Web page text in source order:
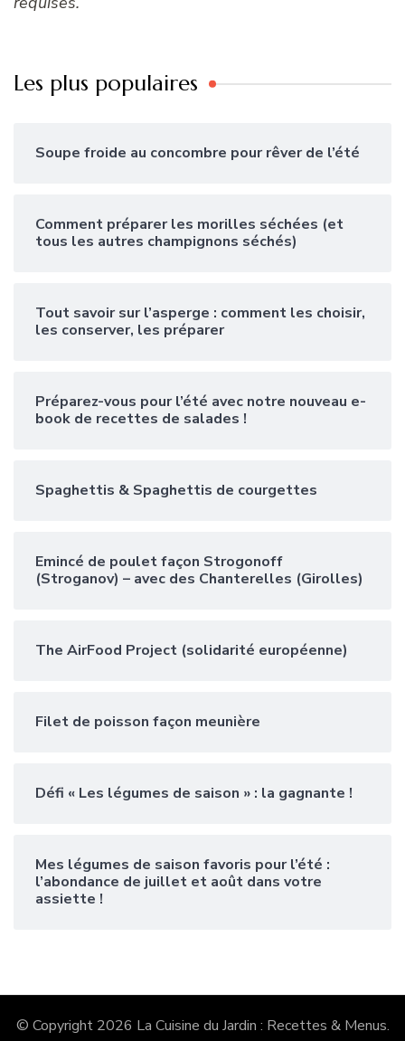
Les plus populaires
Soupe froide au concombre pour rêver de l’été
Comment préparer les morilles séchées (et
tous les autres champignons séchés)
Tout savoir sur l’asperge : comment les choisir,
les conserver, les préparer
Préparez-vous pour l’été avec notre nouveau e-
book de recettes de salades !
Spaghettis & Spaghettis de courgettes
Emincé de poulet façon Strogonoff
(Stroganov) – avec des Chanterelles (Girolles)
The AirFood Project (solidarité européenne)
Filet de poisson façon meunière
Défi « Les légumes de saison » : la gagnante !
Mes légumes de saison favoris pour l’été :
l’abondance de juillet et août dans votre
assiette !
© Copyright 2026 La Cuisine du Jardin : Recettes & Menus.